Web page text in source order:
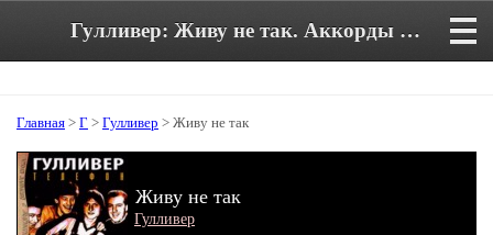
Гулливер: Живу не так. Аккорды и текст песни в тональности C
Главная > Г > Гулливер > Живу не так
Живу не так
Гулливер